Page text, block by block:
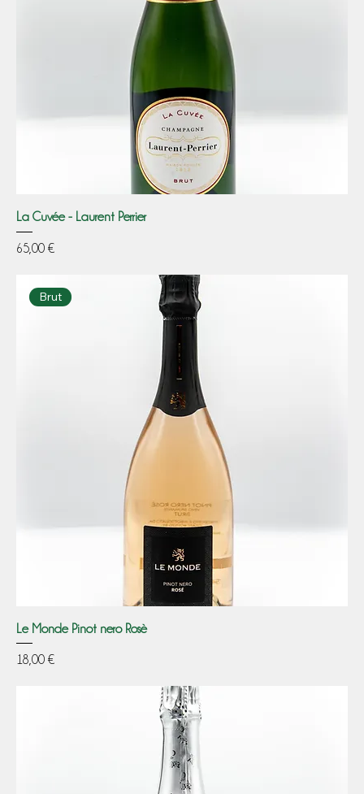
La Cuvée - Laurent Perrier
Prezzo
65,00 €
Brut
Le Monde Pinot nero Rosè
Prezzo
18,00 €